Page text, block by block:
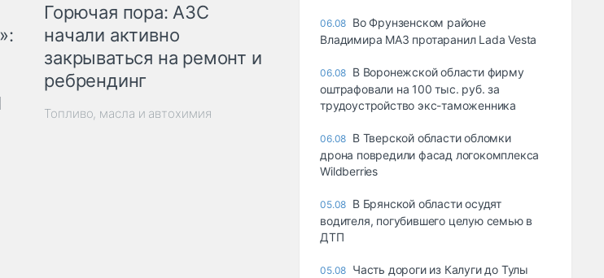
Горючая пора: АЗС
начали активно
закрываться на ремонт и
ребрендинг
Топливо, масла и автохимия
06.08 Во Фрунзенском районе
Владимира МАЗ протаранил Lada Vesta
06.08 В Воронежской области фирму
оштрафовали на 100 тыс. руб. за
трудоустройство экс-таможенника
06.08 В Тверской области обломки
дрона повредили фасад логокомплекса
Wildberries
05.08 В Брянской области осудят
водителя, погубившего целую семью в
ДТП
05.08 Часть дороги из Калуги до Тулы